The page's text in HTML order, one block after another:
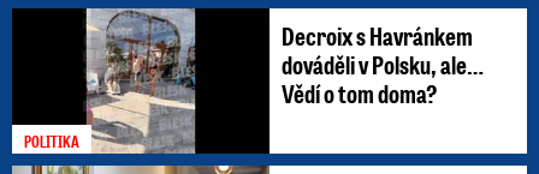
POLITIKA
Decroix s Havránkem
dováděli v Polsku, ale…
Vědí o tom doma?